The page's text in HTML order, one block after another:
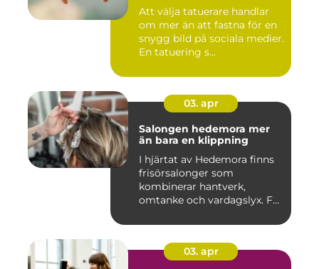
Att välja tatuerare handlar
om mer än att fastna för en
snygg bild på sociala medier.
En tatuering s...
03. apr
Salongen hedemora mer
än bara en klippning
I hjärtat av Hedemora finns
frisörsalonger som
kombinerar hantverk,
omtanke och vardagslyx. För
03. apr